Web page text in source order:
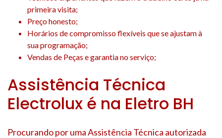
primeira visita;
Preço honesto;
Horários de compromisso flexíveis que se ajustam à
sua programação;
Vendas de Peças e garantia no serviço;
Assistência Técnica
Electrolux é na Eletro BH
Procurando por uma Assistência Técnica autorizada